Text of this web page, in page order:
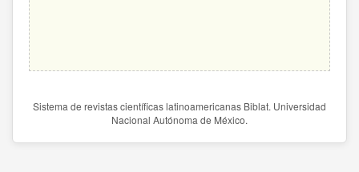
Sistema de revistas científicas latinoamericanas Biblat. Universidad
Nacional Autónoma de México.